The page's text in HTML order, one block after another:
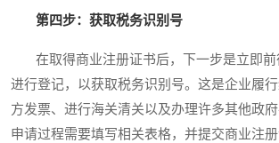
第四步：获取税务识别号
在取得商业注册证书后，下一步是立即前
进行登记，以获取税务识别号。这是企业履
方发票、进行海关清关以及办理许多其他政府
申请过程需要填写相关表格，并提交商业注册